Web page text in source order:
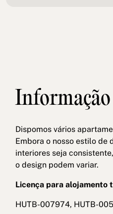
Dispomos vários
Embora o nosso estilo de
interiores seja
o design podem variar.
Licença para alojamento
HUTB-007974, HUTB-